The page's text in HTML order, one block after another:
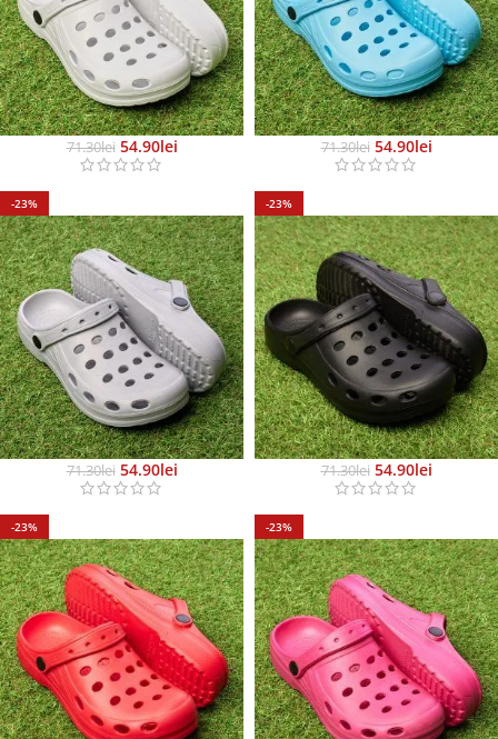
71.30Lei 54.90Lei 71.30Lei 54.90Lei
-23%
71.30Lei 54.90Lei
-23%
71.30Lei 54.90Lei
-23% -23%